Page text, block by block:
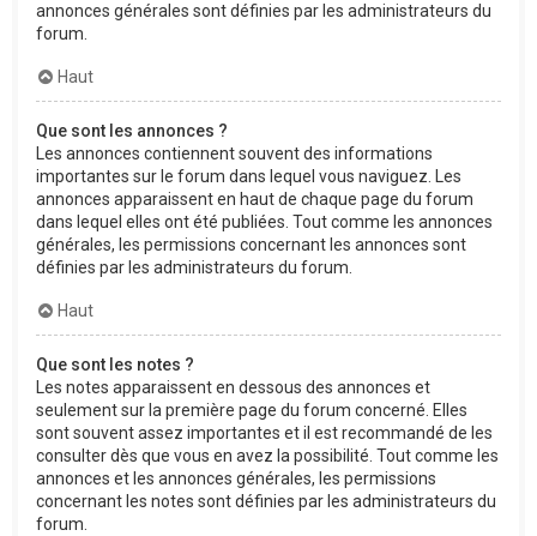
annonces générales sont définies par les administrateurs du
forum.
Haut
Que sont les annonces ?
Les annonces contiennent souvent des informations
importantes sur le forum dans lequel vous naviguez. Les
annonces apparaissent en haut de chaque page du forum
dans lequel elles ont été publiées. Tout comme les annonces
générales, les permissions concernant les annonces sont
définies par les administrateurs du forum.
Haut
Que sont les notes ?
Les notes apparaissent en dessous des annonces et
seulement sur la première page du forum concerné. Elles
sont souvent assez importantes et il est recommandé de les
consulter dès que vous en avez la possibilité. Tout comme les
annonces et les annonces générales, les permissions
concernant les notes sont définies par les administrateurs du
forum.